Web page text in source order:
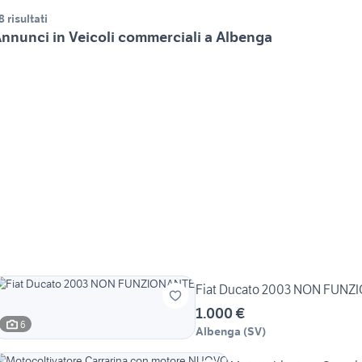
risultati
in Veicoli commerciali a Albenga
6
Fiat Ducato 2003 NON
1.000 €
Albenga (SV)